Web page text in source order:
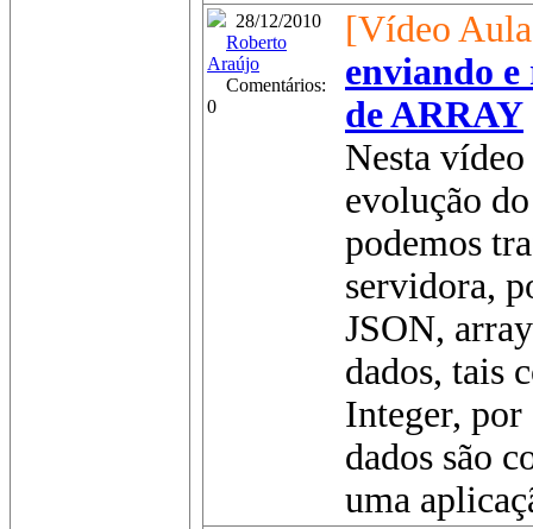
28/12/2010
Roberto
Araújo
Comentários:
0
[Vídeo
enviando e
de ARRAY
Nesta
evolução
podemos
servidora,
JSON,
dados, tais
Integer, por
dados são
uma